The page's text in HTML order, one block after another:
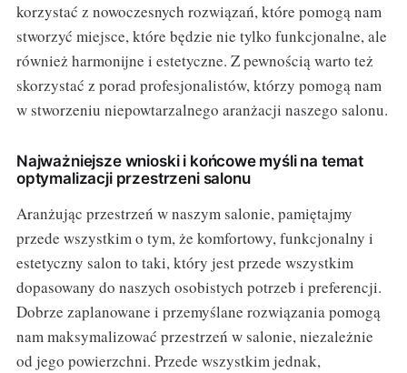
korzystać z nowoczesnych rozwiązań, które pomogą nam
stworzyć miejsce, które będzie nie tylko funkcjonalne, ale
również harmonijne i estetyczne. Z pewnością warto też
skorzystać z porad profesjonalistów, którzy pomogą nam
w stworzeniu niepowtarzalnego aranżacji naszego salonu.
Najważniejsze wnioski i końcowe myśli na temat
optymalizacji przestrzeni salonu
Aranżując przestrzeń w naszym salonie, pamiętajmy
przede wszystkim o tym, że komfortowy, funkcjonalny i
estetyczny salon to taki, który jest przede wszystkim
dopasowany do naszych osobistych potrzeb i preferencji.
Dobrze zaplanowane i przemyślane rozwiązania pomogą
nam maksymalizować przestrzeń w salonie, niezależnie
od jego powierzchni. Przede wszystkim jednak,